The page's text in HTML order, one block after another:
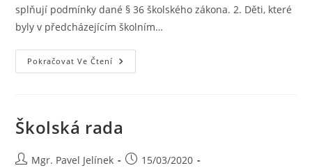
splňují podmínky dané § 36 školského zákona. 2. Děti, které
byly v předcházejícím školním…
Pokračovat Ve Čtení
Školská rada
Mgr. Pavel Jelínek
15/03/2020